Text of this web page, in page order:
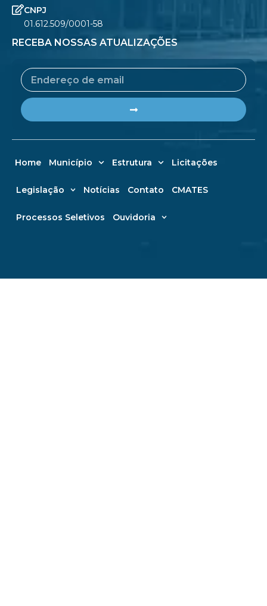
CNPJ
01.612.509/0001-58
RECEBA NOSSAS ATUALIZAÇÕES
Email
Home Município Estrutura Licitações
Legislação Notícias Contato CMATES
Processos Seletivos Ouvidoria